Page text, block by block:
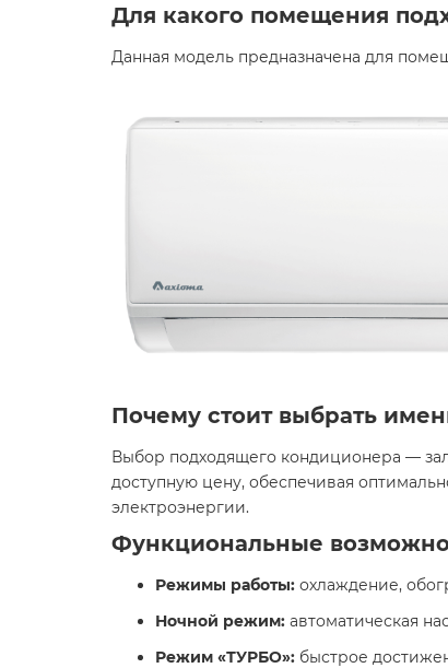
Для какого помещения
Данная модель предназначена для
Почему стоит выбрать
Выбор подходящего кондиционера —
доступную цену, обеспечивая
электроэнергии. ​
Функциональные
Режимы работы: охлаждение,
Ночной режим: автоматическая
Режим «ТУРБО»: быстрое